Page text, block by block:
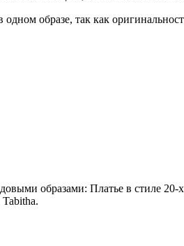
образе, так как
образами: Платье в стиле